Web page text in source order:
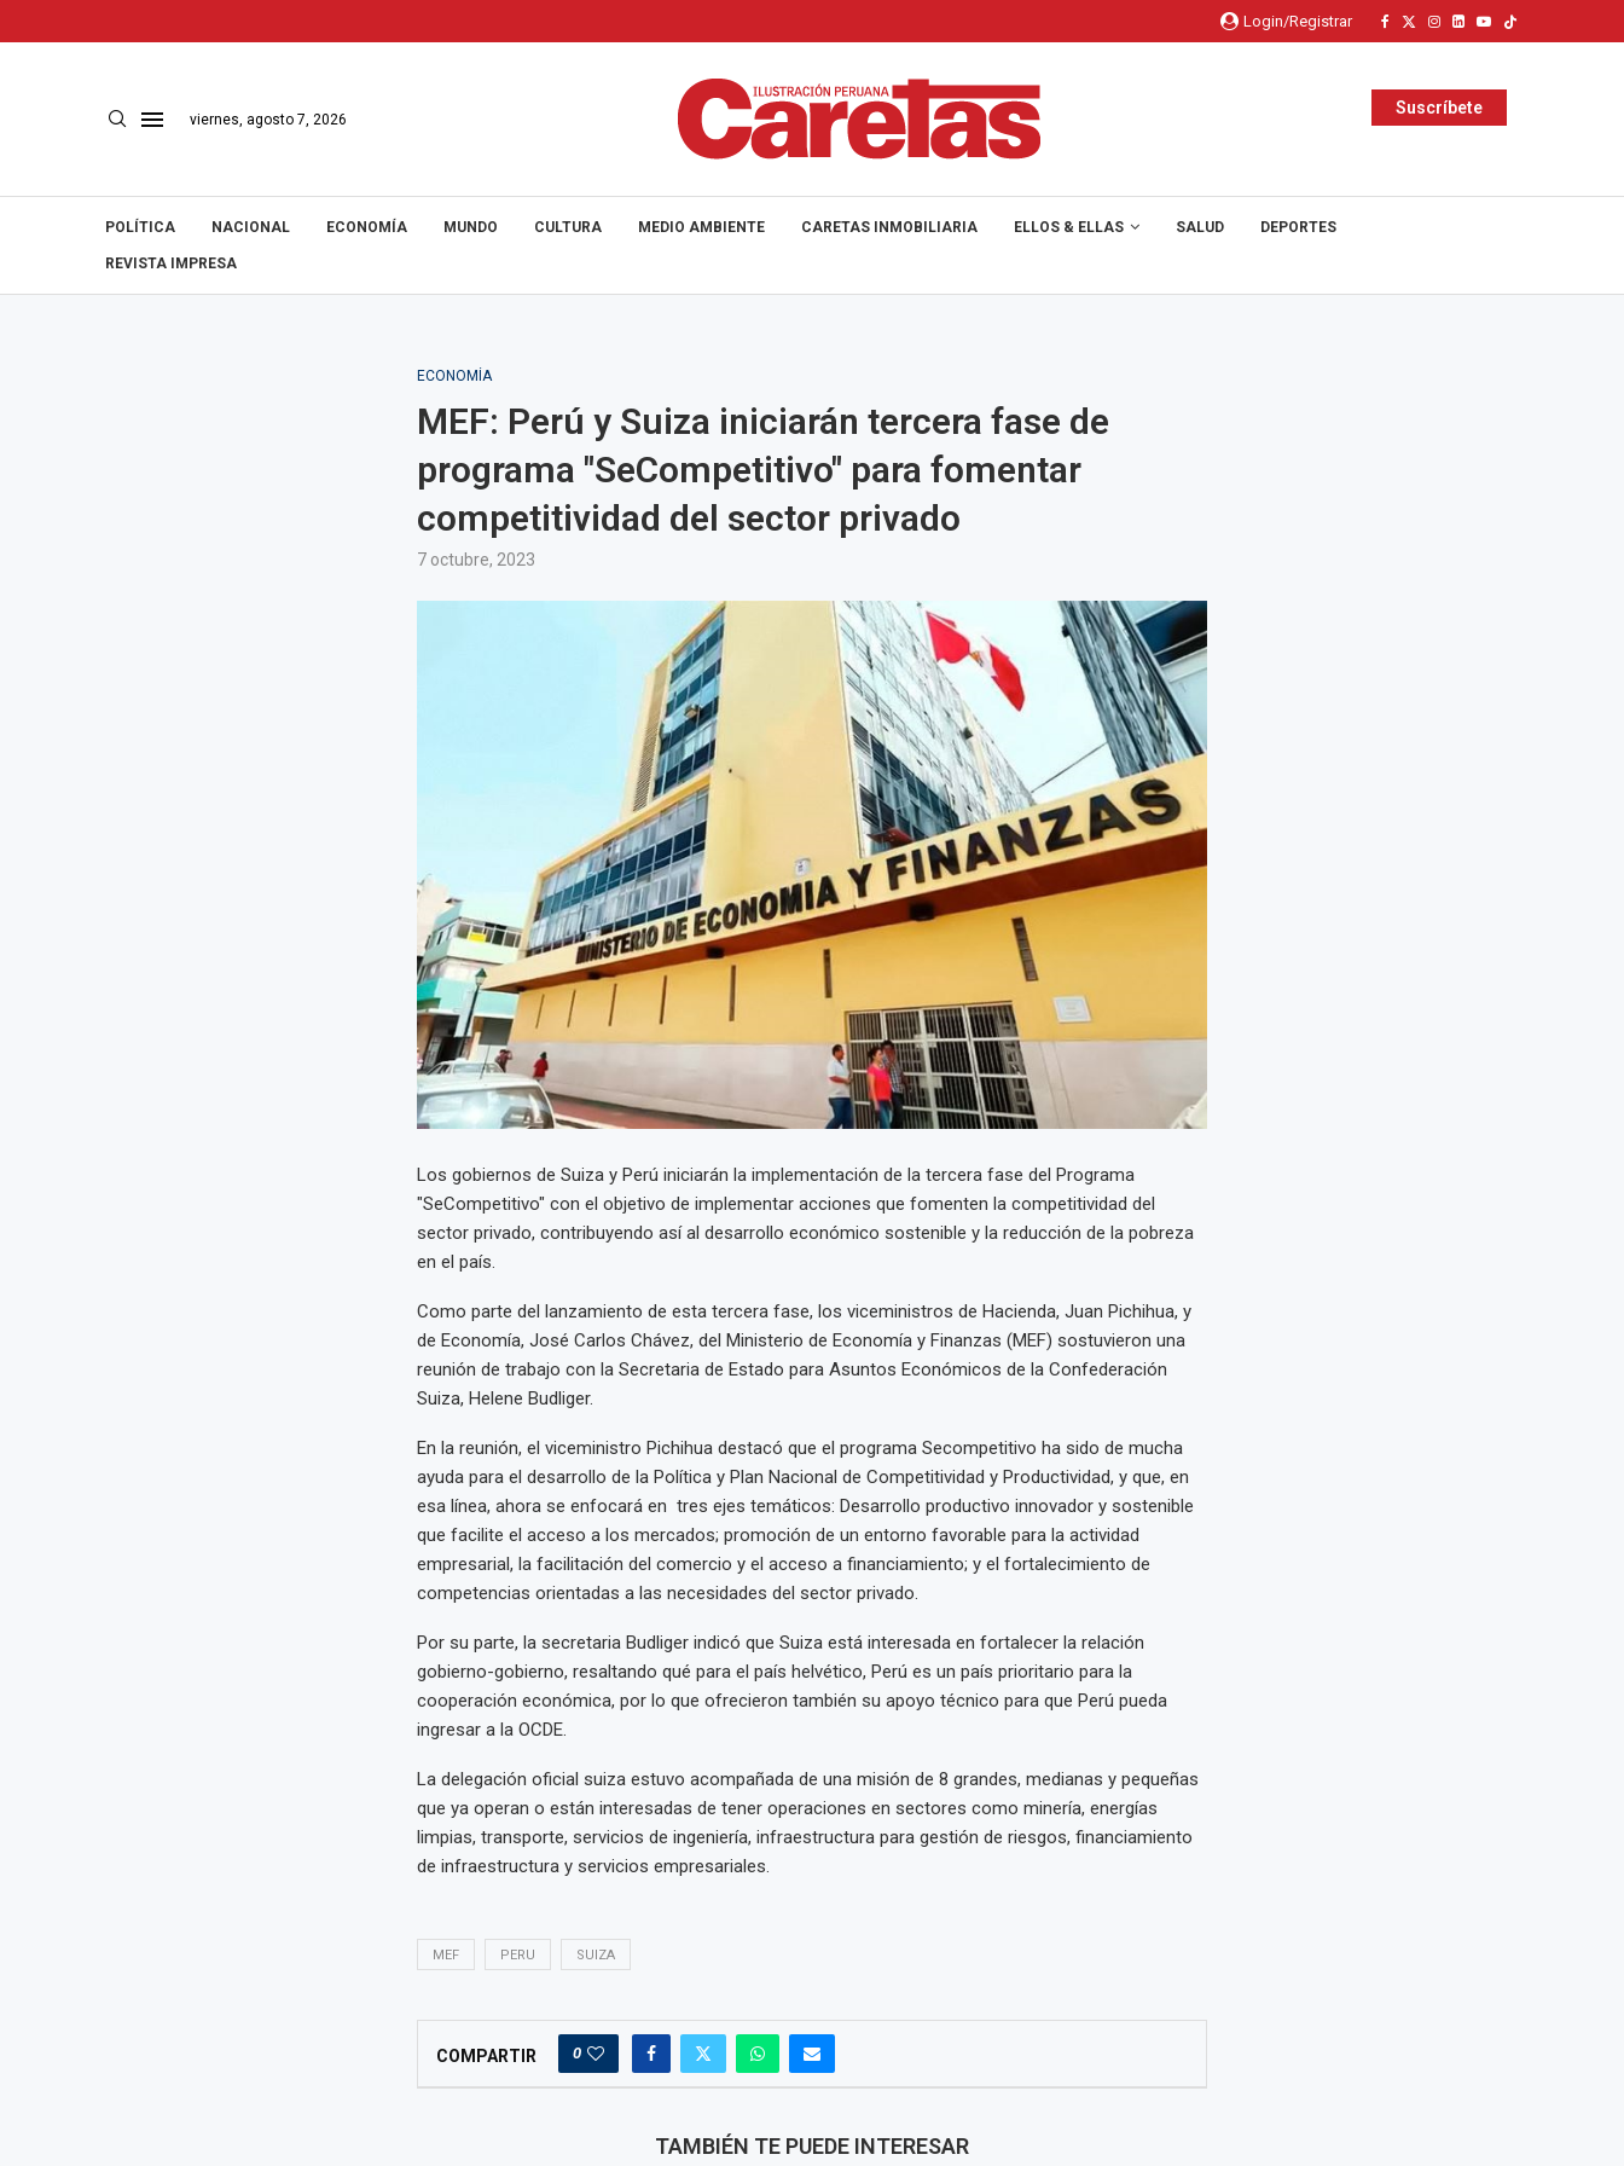
Login/Registrar
viernes, agosto 7, 2026
Suscríbete
POLÍTICA NACIONAL ECONOMÍA MUNDO CULTURA MEDIO AMBIENTE CARETAS INMOBILIARIA ELLOS & ELLAS SALUD DEPORTES
REVISTA IMPRESA
ECONOMÍA
MEF: Perú y Suiza iniciarán tercera fase de
programa "SeCompetitivo" para fomentar
competitividad del sector privado
7 octubre, 2023
Los gobiernos de Suiza y Perú iniciarán la implementación de la tercera fase del Programa
"SeCompetitivo" con el objetivo de implementar acciones que fomenten la competitividad del
sector privado, contribuyendo así al desarrollo económico sostenible y la reducción de la pobreza
en el país.
Como parte del lanzamiento de esta tercera fase, los viceministros de Hacienda, Juan Pichihua, y
de Economía, José Carlos Chávez, del Ministerio de Economía y Finanzas (MEF) sostuvieron una
reunión de trabajo con la Secretaria de Estado para Asuntos Económicos de la Confederación
Suiza, Helene Budliger.
En la reunión, el viceministro Pichihua destacó que el programa Secompetitivo ha sido de mucha
ayuda para el desarrollo de la Política y Plan Nacional de Competitividad y Productividad, y que, en
esa línea, ahora se enfocará en tres ejes temáticos: Desarrollo productivo innovador y sostenible
que facilite el acceso a los mercados; promoción de un entorno favorable para la actividad
empresarial, la facilitación del comercio y el acceso a financiamiento; y el fortalecimiento de
competencias orientadas a las necesidades del sector privado.
Por su parte, la secretaria Budliger indicó que Suiza está interesada en fortalecer la relación
gobierno-gobierno, resaltando qué para el país helvético, Perú es un país prioritario para la
cooperación económica, por lo que ofrecieron también su apoyo técnico para que Perú pueda
ingresar a la OCDE.
La delegación oficial suiza estuvo acompañada de una misión de 8 grandes, medianas y pequeñas
que ya operan o están interesadas de tener operaciones en sectores como minería, energías
limpias, transporte, servicios de ingeniería, infraestructura para gestión de riesgos, financiamiento
de infraestructura y servicios empresariales.
MEF PERU SUIZA
COMPARTIR 0
TAMBIÉN TE PUEDE INTERESAR